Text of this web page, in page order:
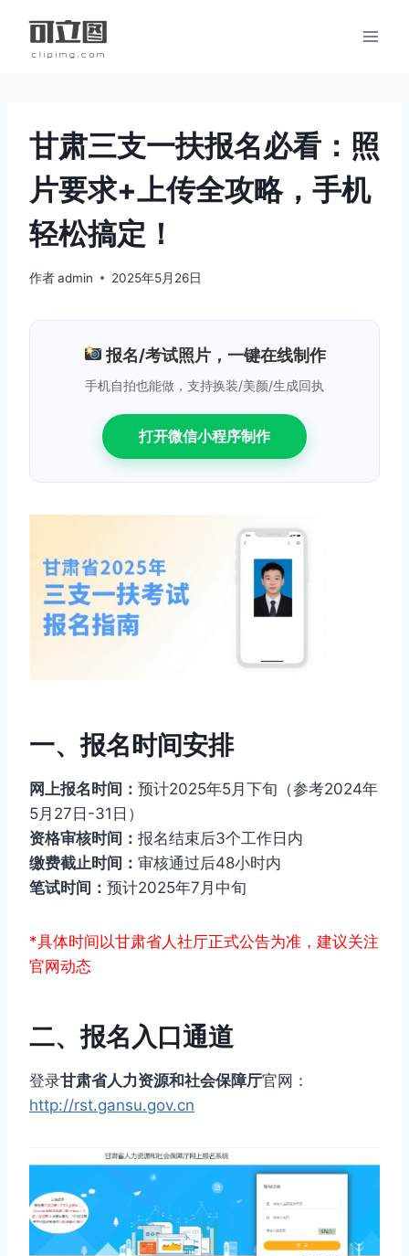
甘肃三支一扶报名必看：照
片要求+上传全攻略，手机
轻松搞定！
作者admin 2025年5月26日
报名/考试照片，一键在线制作
手机自拍也能做，支持换装/美颜/生成回执
打开微信小程序制作
一、报名时间安排
网上报名时间： 预计2025年5月下旬（参考2024年
5月27日-31日）
资格审核时间： 报名结束后3个工作日内
缴费截止时间： 审核通过后48小时内
笔试时间： 预计2025年7月中旬
*具体时间以甘肃省人社厅正式公告为准，建议关注
官网动态
二、报名入口通道
登录甘肃省人力资源和社会保障厅官网：
http://rst.gansu.gov.cn